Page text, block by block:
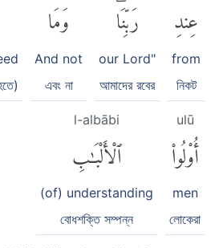
عِندِ
from
নিকট
رَبِّنَاۗ
our Lord"
আমাদের রবের
وَمَا
And not
এবং না
ulū
أُو۟لُوا۟
men
লোকেরা
l-albābi
ٱلْأَلْبَٰبِ
(of) understanding
বোধশক্তি সম্পন্ন